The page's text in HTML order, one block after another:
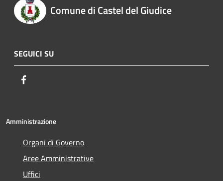
Comune di Castel del Giudice
SEGUICI SU
Amministrazione
Organi di Governo
Aree Amministrative
Uffici